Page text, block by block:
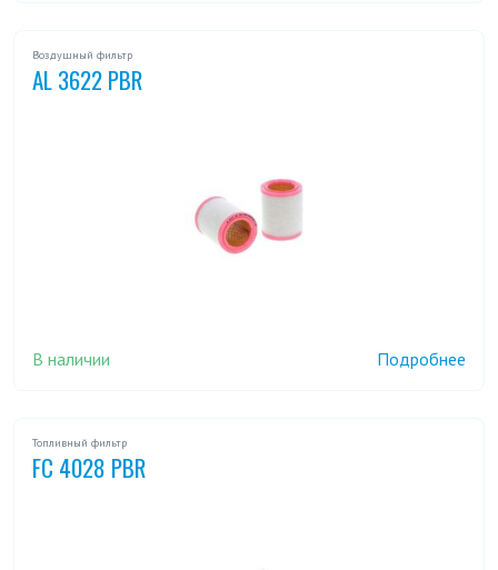
Воздушный фильтр
AL 3622 PBR
В наличии Подробнее
Топливный фильтр
FC 4028 PBR